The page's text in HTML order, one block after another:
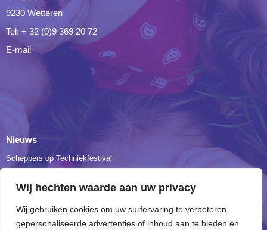
Wij hechten waarde aan uw privacy
Wij gebruiken cookies om uw surfervaring te verbeteren,
gepersonaliseerde advertenties of inhoud aan te bieden en
9230 Wetteren
Tel: + 32 (0)9 369 20 72
E-mail
Nieuws
Scheppers op Techniekfestival
Dag 3: verplaatsing naar The Ranch
Een vleugje geschiedenis…